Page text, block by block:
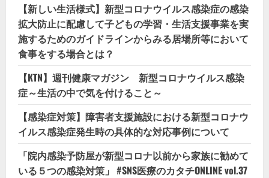
【新しい生活様式】新型コロナウイルス感染症の感染
拡大防止に配慮して子どもの学習・生活支援事業を実
施するためのガイドラインからみる居場所等において
食事をする場合とは？
【KTN】週刊健康マガジン 新型コロナウイルス感染
症～生活の中で気を付けること～
【感染症対策】障害者支援施設における新型コロナウ
イルス感染症発生時の具体的な対応事例について
「院内感染予防屋が新型コロナ以前から家族に勧めて
いる５つの感染対策」 #SNS医療のカタチONLINE vol.37